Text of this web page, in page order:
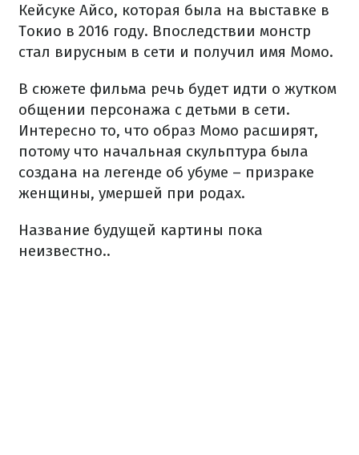
Кейсуке Айсо, которая была на выставке в
Токио в 2016 году. Впоследствии монстр
стал вирусным в сети и получил имя Момо.
В сюжете фильма речь будет идти о жутком
общении персонажа с детьми в сети.
Интересно то, что образ Момо расширят,
потому что начальная скульптура была
создана на легенде об убуме – призраке
женщины, умершей при родах.
Название будущей картины пока
неизвестно..